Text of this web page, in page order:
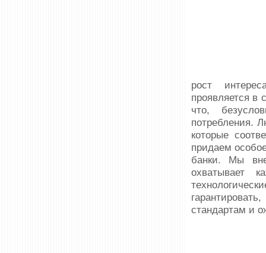
рост
проявляется в
что,
потребления.
которые
придаем
банки. Мы
охватывает
стандартам и